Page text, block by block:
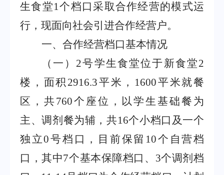
生食堂1个档口采取合作经营的模式运
行，现面向社会引进合作经营户。
一、合作经营档口基本情况
（一） 2号学生食堂位于新食堂2
楼，面积 2916.3平米， 1600平米就餐
区，共 760个座位，以学生基础餐为
主、调剂餐为辅，共16个小档口及一个
独立0号档口，目前保留 10个自营档
口，其中7个基本保障档口、 3个调剂档